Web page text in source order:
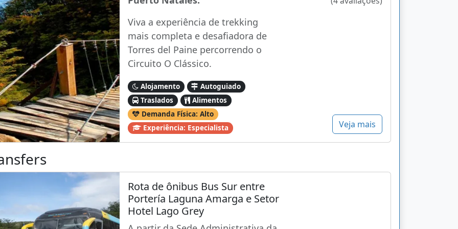
Viva a experiência de trekking
mais completa e desafiadora de
Torres del Paine percorrendo o
Circuito O Clássico.
Alojamento
Autoguiado
Traslados
Alimentos
Demanda Física: Alto
Experiência: Especialista
Veja mais
Rota de ônibus Bus Sur entre
Portería Laguna Amarga e Setor
Hotel Lago Grey